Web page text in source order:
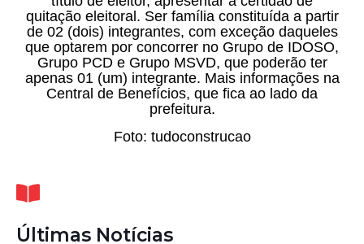
quitação eleitoral. Ser família constituída a partir
de 02 (dois) integrantes, com exceção daqueles
que optarem por concorrer no Grupo de IDOSO,
Grupo PCD e Grupo MSVD, que poderão ter
apenas 01 (um) integrante. Mais informações na
Central de Benefícios, que fica ao lado da
prefeitura.
Foto: tudoconstrucao
Últimas Notícias